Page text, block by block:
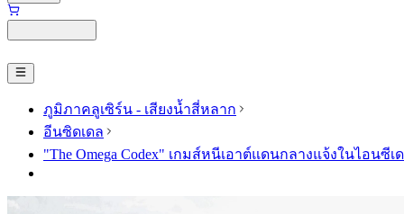
ภูมิภาคลูเซิร์น - เสียงน้ำสี่หลาก
อีนซิดเดล
"The Omega Codex" เกมส์หนีเอาต์แดนกลางแจ้งในไอนซีเ